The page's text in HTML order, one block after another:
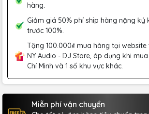
hàng.
Giảm giá 50% phí ship hàng nặng ký
trước 100%.
Tặng 100.000₫ mua hàng tại website
NY Audio - DJ Store, áp dụng khi
Chí Minh và 1 số khu vực khác.
Miễn phí vận chuyển